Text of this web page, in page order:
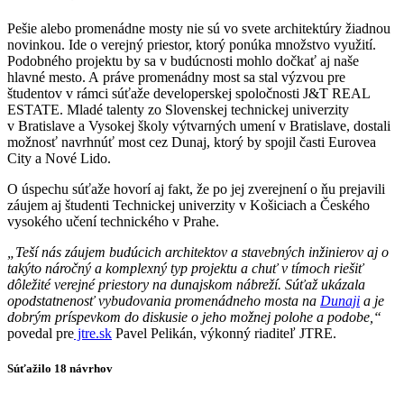
Pešie alebo promenádne mosty nie sú vo svete architektúry žiadnou
novinkou. Ide o verejný priestor, ktorý ponúka množstvo využití.
Podobného projektu by sa v budúcnosti mohlo dočkať aj naše
hlavné mesto. A práve promenádny most sa stal výzvou pre
študentov v rámci súťaže developerskej spoločnosti J&T REAL
ESTATE. Mladé talenty zo Slovenskej technickej univerzity
v Bratislave a Vysokej školy výtvarných umení v Bratislave, dostali
možnosť navrhnúť most cez Dunaj, ktorý by spojil časti Eurovea
City a Nové Lido.
O úspechu súťaže hovorí aj fakt, že po jej zverejnení o ňu prejavili
záujem aj študenti Technickej univerzity v Košiciach a Českého
vysokého učení technického v Prahe.
„Teší nás záujem budúcich architektov a stavebných inžinierov aj o
takýto náročný a komplexný typ projektu a chuť v tímoch riešiť
dôležité verejné priestory na dunajskom nábreží. Súťaž ukázala
opodstatnenosť vybudovania promenádneho mosta na Dunaji a je
dobrým príspevkom do diskusie o jeho možnej polohe a podobe,“
povedal pre jtre.sk Pavel Pelikán, výkonný riaditeľ JTRE.
Súťažilo 18 návrhov